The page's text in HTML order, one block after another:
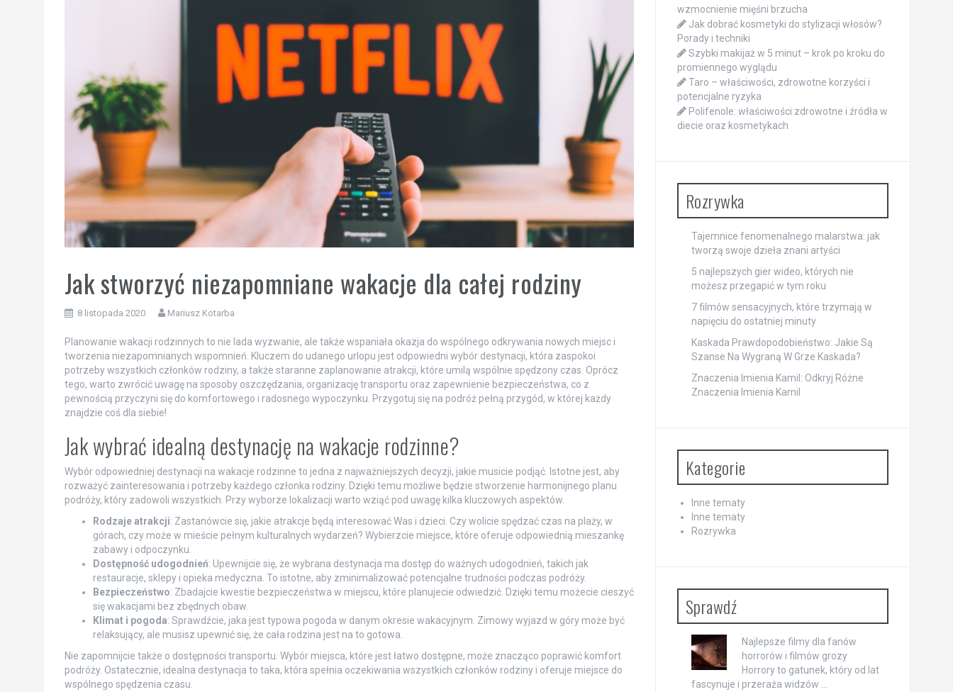
Jak stworzyć niezapomniane wakacje dla całej rodziny
8 listopada 2020 Mariusz Kotarba
Planowanie wakacji rodzinnych to nie lada wyzwanie, ale także wspaniała okazja do wspólnego odkrywania nowych miejsc i
tworzenia niezapomnianych wspomnień. Kluczem do udanego urlopu jest odpowiedni wybór destynacji, która zaspokoi
potrzeby wszystkich członków rodziny, a także staranne zaplanowanie atrakcji, które umilą wspólnie spędzony czas. Oprócz
tego, warto zwrócić uwagę na sposoby oszczędzania, organizację transportu oraz zapewnienie bezpieczeństwa, co z
pewnością przyczyni się do komfortowego i radosnego wypoczynku. Przygotuj się na podróż pełną przygód, w której każdy
znajdzie coś dla siebie!
Jak wybrać idealną destynację na wakacje rodzinne?
Wybór odpowiedniej destynacji na wakacje rodzinne to jedna z najważniejszych decyzji, jakie musicie podjąć. Istotne jest, aby
rozważyć zainteresowania i potrzeby każdego członka rodziny. Dzięki temu możliwe będzie stworzenie harmonijnego planu
podróży, który zadowoli wszystkich. Przy wyborze lokalizacji warto wziąć pod uwagę kilka kluczowych aspektów.
Rodzaje atrakcji: Zastanówcie się, jakie atrakcje będą interesować Was i dzieci. Czy wolicie spędzać czas na plaży, w
górach, czy może w mieście pełnym kulturalnych wydarzeń? Wybierzcie miejsce, które oferuje odpowiednią mieszankę
zabawy i odpoczynku.
Dostępność udogodnień: Upewnijcie się, że wybrana destynacja ma dostęp do ważnych udogodnień, takich jak
restauracje, sklepy i opieka medyczna. To istotne, aby zminimalizować potencjalne trudności podczas podróży.
Bezpieczeństwo: Zbadajcie kwestie bezpieczeństwa w miejscu, które planujecie odwiedzić. Dzięki temu możecie cieszyć
się wakacjami bez zbędnych obaw.
Klimat i pogoda: Sprawdźcie, jaka jest typowa pogoda w danym okresie wakacyjnym. Zimowy wyjazd w góry może być
relaksujący, ale musisz upewnić się, że cała rodzina jest na to gotowa.
Nie zapomnijcie także o dostępności transportu. Wybór miejsca, które jest łatwo dostępne, może znacząco poprawić komfort
podróży. Ostatecznie, idealna destynacja to taka, która spełnia oczekiwania wszystkich członków rodziny i oferuje miejsce do
wspólnego spędzenia czasu.
wzmocnienie mięśni brzucha
Jak dobrać kosmetyki do stylizacji włosów?
Porady i techniki
Szybki makijaż w 5 minut – krok po kroku do
promiennego wyglądu
Taro – właściwości, zdrowotne korzyści i
potencjalne ryzyka
Polifenole: właściwości zdrowotne i źródła w
diecie oraz kosmetykach
Rozrywka
Tajemnice fenomenalnego malarstwa: jak
tworzą swoje dzieła znani artyści
5 najlepszych gier wideo, których nie
możesz przegapić w tym roku
7 filmów sensacyjnych, które trzymają w
napięciu do ostatniej minuty
Kaskada Prawdopodobieństwo: Jakie Są
Szanse Na Wygraną W Grze Kaskada?
Znaczenia Imienia Kamil: Odkryj Różne
Znaczenia Imienia Kamil
Kategorie
Inne tematy
Inne tematy
Rozrywka
Sprawdź
Najlepsze filmy dla fanów
horrorów i filmów grozy
Horrory to gatunek, który od lat
fascynuje i przeraża widzów …